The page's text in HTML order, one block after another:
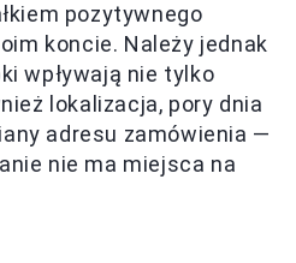
pozytywnego
koncie. Należy jednak
wpływają nie tylko
lokalizacja, pory dnia
adresu zamówienia —
nie ma miejsca na